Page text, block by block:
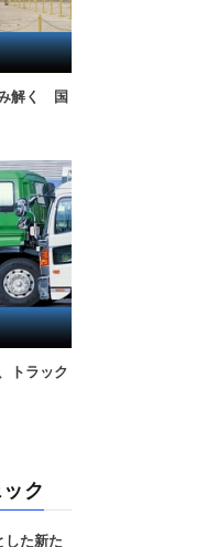
み解く 国
トラック
ク
た新た